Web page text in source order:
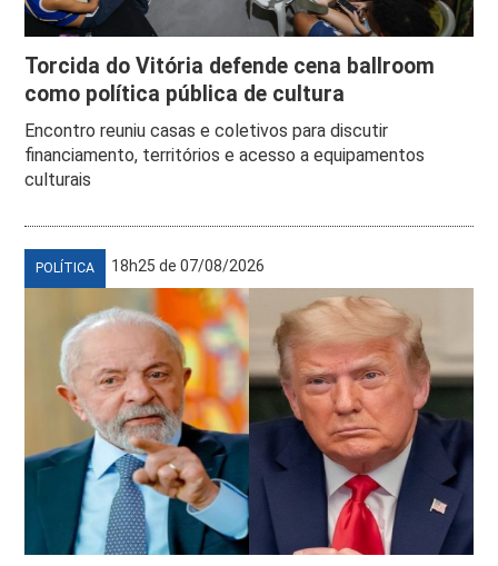
Torcida do Vitória defende cena ballroom
como política pública de cultura
Encontro reuniu casas e coletivos para discutir
financiamento, territórios e acesso a equipamentos
culturais
POLÍTICA 18h25 de 07/08/2026